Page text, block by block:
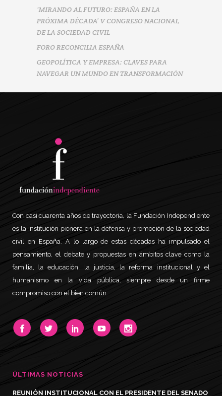
‘MIRANDO AL FUTURO: ESPAÑA EN LA
PRÓXIMA DÉCADA’ V CONGRESO NACIONAL
DE LA SOCIEDAD CIVIL
FORO RECONCILIA ESPAÑA
GEOPOLÍTICA Y EMPRESA: CLAVES PARA
NAVEGAR UN MUNDO EN TRANSFORMACIÓN
Con casi cuarenta años de trayectoria, la Fundación Independiente
es la institución pionera en la defensa y promoción de la sociedad
civil en España. A lo largo de estas décadas ha impulsado el
pensamiento, el debate y propuestas en ámbitos clave como la
familia, la educación, la justicia, la reforma institucional y el
humanismo en la vida pública, siempre desde un firme
compromiso con el bien común.
ÚLTIMAS NOTICIAS
REUNIÓN INSTITUCIONAL CON EL PRESIDENTE DEL SENADO